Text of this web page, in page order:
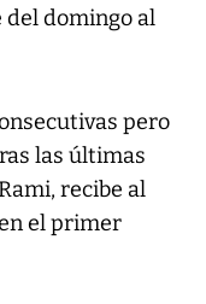
domingo al
pero
las últimas
recibe al
el primer